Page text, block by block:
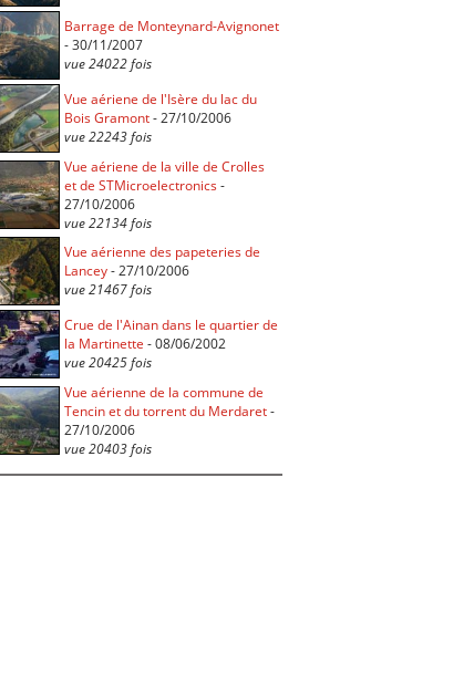
Barrage de Monteynard-Avignonet
- 30/11/2007
vue 24022 fois
Vue aériene de l'Isère du lac du
Bois Gramont- 27/10/2006
vue 22243 fois
Vue aériene de la ville de Crolles
et de STMicroelectronics-
27/10/2006
vue 22134 fois
Vue aérienne des papeteries de
Lancey- 27/10/2006
vue 21467 fois
Crue de l'Ainan dans le quartier de
la Martinette - 08/06/2002
vue 20425 fois
Vue aérienne de la commune de
Tencin et du torrent du Merdaret-
27/10/2006
vue 20403 fois